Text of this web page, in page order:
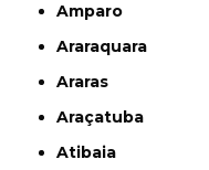
Amparo
Araraquara
Araras
Araçatuba
Atibaia